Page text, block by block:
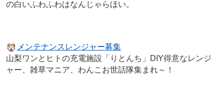
の白いふわふわはなんじゃらほい。
メンテナンスレンジャー募集
山梨ワンとヒトの充電施設「りとんち」DIY得意なレンジ
ャー、雑草マニア、わんこお世話隊集まれ～！